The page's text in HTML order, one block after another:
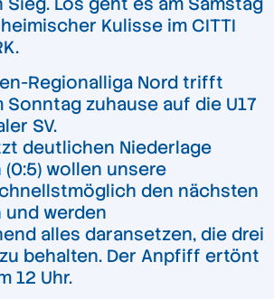
Kulisse im CITTI
Regionalliga Nord trifft
Sonntag zuhause auf die U17
SV.
deutlichen Niederlage
wollen unsere
den nächsten
und werden
alles daransetzen, die drei
behalten. Der Anpfiff ertönt
12 Uhr.